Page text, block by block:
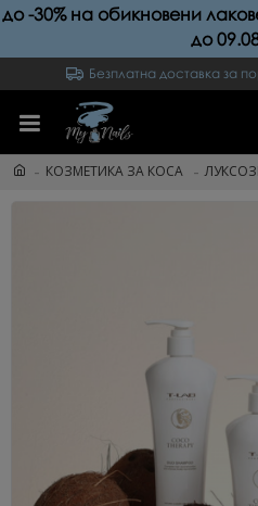
до -30% на обикновени
до
Безплатна доставка за
КОЗМЕТИКА ЗА КОСА